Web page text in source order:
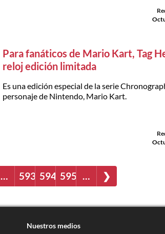
Para fanáticos de Mario Kart, Tag
reloj edición limitada
Es una edición especial de la serie
personaje de Nintendo, Mario Kart.
… 593 594 595 … ❯
Nuestros medios